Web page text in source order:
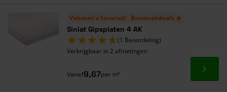
Vakman’s favoriet! Bouwvakdeals ☀️
Siniat Gipsplaten 4 AK
(1 Beoordeling)
Verkrijgbaar in 2 afmetingen
Vanaf9,67per m² Ga